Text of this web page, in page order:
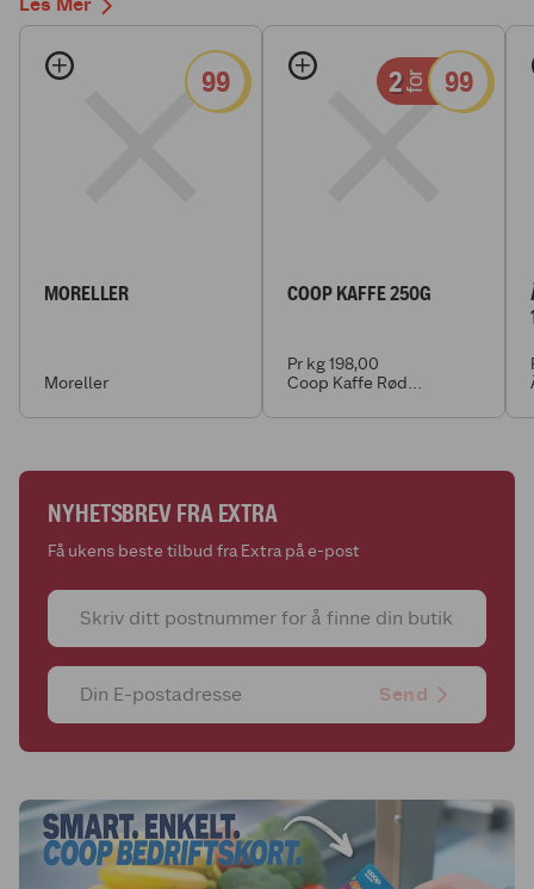
Les Mer
99
MORELLER
Moreller
2for 99
COOP KAFFE 250G
Pr kg 198,00
Coop Kaffe Rød
NYHETSBREV FRA EXTRA
Få ukens beste tilbud fra Extra på e-post
Send